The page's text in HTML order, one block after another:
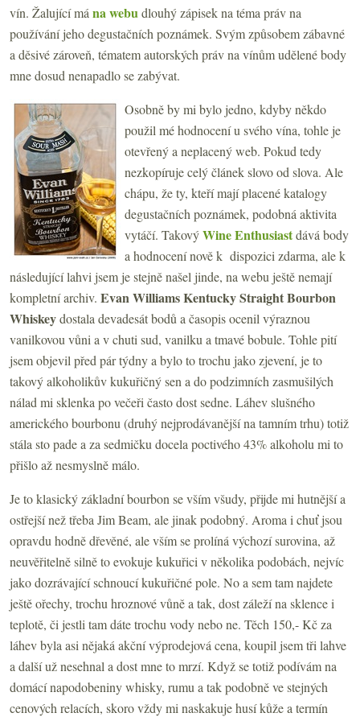
vín. Žalující má na webudlouhý zápisek na téma práv na
používání jeho degustačních poznámek. Svým způsobem zábavné
a děsivé zároveň, tématem autorských práv na vínům udělené body
mne dosud nenapadlo se zabývat.
Osobně by mi bylo jedno, kdyby někdo
použil mé hodnocení u svého vína, tohle je
otevřený a neplacený web. Pokud tedy
nezkopíruje celý článek slovo od slova. Ale
chápu, že ty, kteří mají placené katalogy
degustačních poznámek, podobná aktivita
vytáčí. TakovýWine Enthusiastdává body
a hodnocení nově k dispozici zdarma, ale k
následující lahvi jsem je stejně našel jinde, na webu ještě nemají
kompletní archiv. Evan Williams Kentucky Straight Bourbon
Whiskeydostala devadesát bodů a časopis ocenil výraznou
vanilkovou vůni a v chuti sud, vanilku a tmavé bobule. Tohle pití
jsem objevil před pár týdny a bylo to trochu jako zjevení, je to
takový alkoholikův kukuřičný sen a do podzimních zasmušilých
nálad mi sklenka po večeři často dost sedne. Láhev slušného
amerického bourbonu (druhý nejprodávanější na tamním trhu) totiž
stála sto pade a za sedmičku docela poctivého 43% alkoholu mi to
přišlo až nesmyslně málo.
Je to klasický základní bourbon se vším všudy, přijde mi hutnější a
ostřejší než třeba Jim Beam, ale jinak podobný. Aroma i chuť jsou
opravdu hodně dřevěné, ale vším se prolíná výchozí surovina, až
neuvěřitelně silně to evokuje kukuřici v několika podobách, nejvíc
jako dozrávající schnoucí kukuřičné pole. No a sem tam najdete
ještě ořechy, trochu hroznové vůně a tak, dost záleží na sklence i
teplotě, či jestli tam dáte trochu vody nebo ne. Těch 150,- Kč za
láhev byla asi nějaká akční výprodejová cena, koupil jsem tři lahve
a další už nesehnal a dost mne to mrzí. Když se totiž podívám na
domácí napodobeniny whisky, rumu a tak podobně ve stejných
cenových relacích, skoro vždy mi naskakuje husí kůže a termín